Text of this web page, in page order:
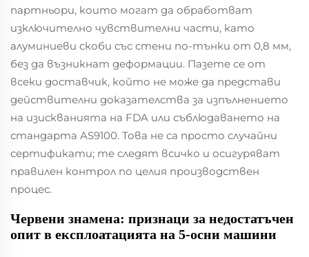
партньори, които могат да обработват
изключително чувствителни части, като
алуминиеви скоби със стени по-тънки от 0,8 мм,
без да възникнат деформации. Пазете се от
всеки доставчик, който не може да представи
действителни доказателства за изпълнението
на изискванията на FDA или съблюдаването на
стандарта AS9100. Това не са просто случайни
сертификати; те следят всичко и осигуряват
правилен контрол по целия производствен
процес.
Червени знамена: признаци за недостатъчен
опит в експлоатацията на 5-осни машини